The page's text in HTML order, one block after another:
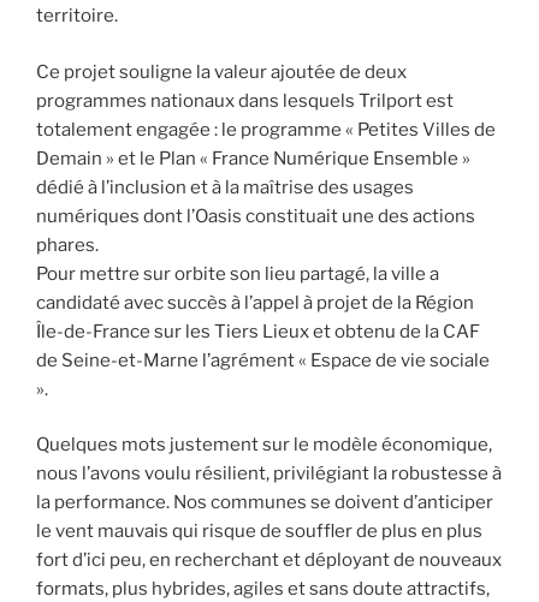
territoire.
Ce projet souligne la valeur ajoutée de deux
programmes nationaux dans lesquels Trilport est
totalement engagée : le programme « Petites Villes de
Demain » et le Plan « France Numérique Ensemble »
dédié à l’inclusion et à la maîtrise des usages
numériques dont l’Oasis constituait une des actions
phares.
Pour mettre sur orbite son lieu partagé, la ville a
candidaté avec succès à l’appel à projet de la Région
Île-de-France sur les Tiers Lieux et obtenu de la CAF
de Seine-et-Marne l’agrément « Espace de vie sociale
».
Quelques mots justement sur le modèle économique,
nous l’avons voulu résilient, privilégiant la robustesse à
la performance. Nos communes se doivent d’anticiper
le vent mauvais qui risque de souffler de plus en plus
fort d’ici peu, en recherchant et déployant de nouveaux
formats, plus hybrides, agiles et sans doute attractifs,